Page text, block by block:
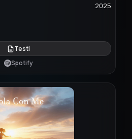
2025
Testi
Spotify